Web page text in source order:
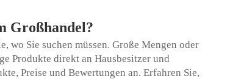
Großhandel?
wo Sie suchen müssen. Große Mengen oder
Produkte direkt an Hausbesitzer und
Preise und Bewertungen an. Erfahren Sie,